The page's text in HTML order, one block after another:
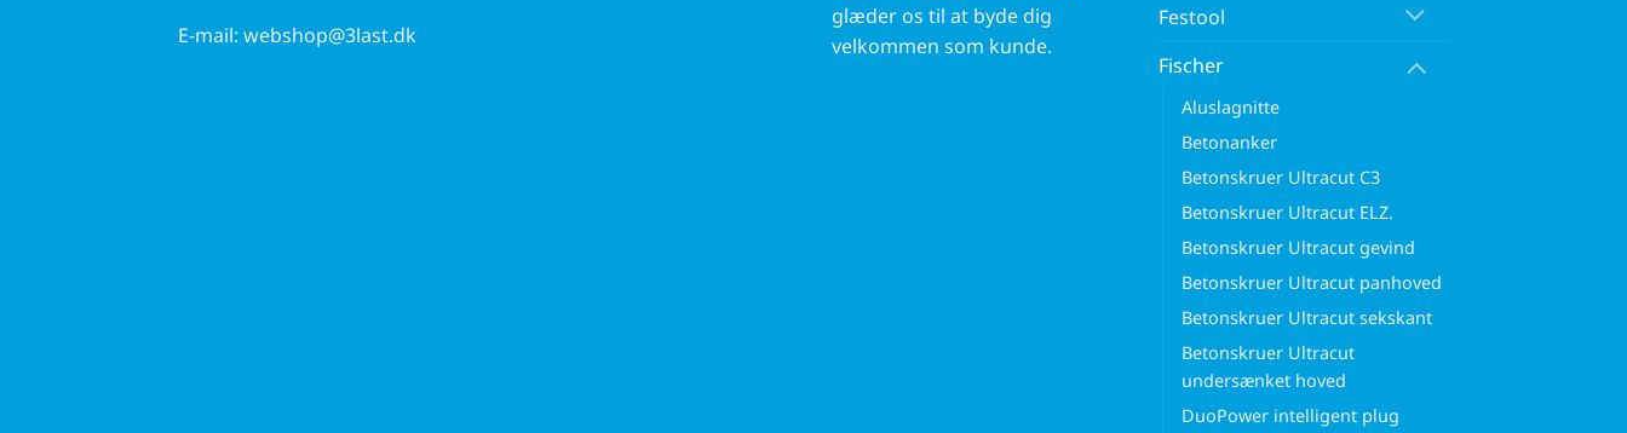
E-mail: webshop@3last.dk
glæder os til at byde dig
velkommen som kunde.
Festool
Fischer
Aluslagnitte
Betonanker
Betonskruer Ultracut C3
Betonskruer Ultracut ELZ.
Betonskruer Ultracut gevind
Betonskruer Ultracut panhoved
Betonskruer Ultracut sekskant
Betonskruer Ultracut
undersænket hoved
DuoPower intelligent plug